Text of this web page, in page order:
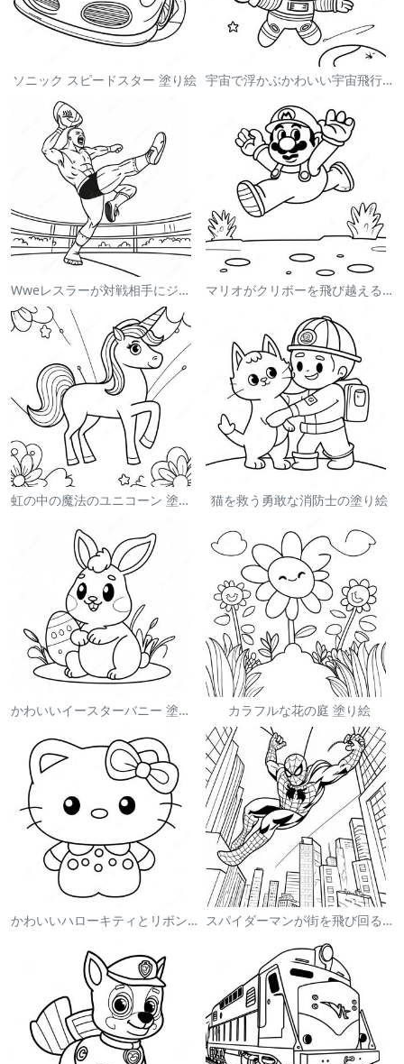
ソニック スピードスター 塗り絵 宇宙で浮かぶかわいい宇宙飛行士 塗り絵
Wweレスラーが対戦相手にジャンプする塗り絵 マリオがクリボーを飛び越える塗り絵
虹の中の魔法のユニコーン 塗り絵 猫を救う勇敢な消防士の塗り絵
かわいいイースターバニー 塗り絵 カラフルな花の庭 塗り絵
かわいいハローキティとリボンの塗り絵 スパイダーマンが街を飛び回る塗り絵